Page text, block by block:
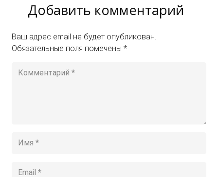
Добавить комментарий
Ваш адрес email не будет опубликован.
Обязательные поля помечены *